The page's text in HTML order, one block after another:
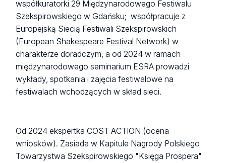
współkuratorki 29 Międzynarodowego Festiwalu
Szekspirowskiego w Gdańsku; współpracuje z
Europejską Siecią Festiwali Szekspirowskich
(European Shakespeare Festival Network) w
charakterze doradczym, a od 2024 w ramach
międzynarodowego seminarium ESRA prowadzi
wykłady, spotkania i zajęcia festiwalowe na
festiwalach wchodzących w skład sieci.
Od 2024 ekspertka COST ACTION (ocena
wniosków). Zasiada w Kapitule Nagrody Polskiego
Towarzystwa Szekspirowskiego "Księga Prospera"